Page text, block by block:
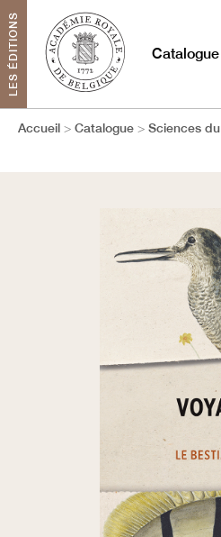
LES ÉDITIONS Catalogue
Accueil Catalogue Sciences